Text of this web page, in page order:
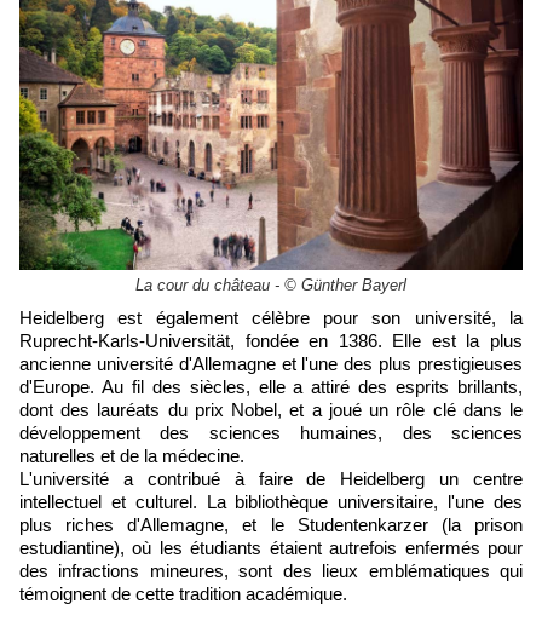
La cour du château - © Günther Bayerl
Heidelberg est également célèbre pour son université, la
Ruprecht-Karls-Universität, fondée en 1386. Elle est la plus
ancienne université d'Allemagne et l'une des plus prestigieuses
d'Europe. Au fil des siècles, elle a attiré des esprits brillants,
dont des lauréats du prix Nobel, et a joué un rôle clé dans le
développement des sciences humaines, des sciences
naturelles et de la médecine.
L'université a contribué à faire de Heidelberg un centre
intellectuel et culturel. La bibliothèque universitaire, l'une des
plus riches d'Allemagne, et le Studentenkarzer (la prison
estudiantine), où les étudiants étaient autrefois enfermés pour
des infractions mineures, sont des lieux emblématiques qui
témoignent de cette tradition académique.